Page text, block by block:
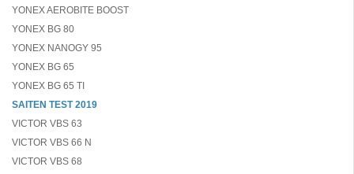
YONEX AEROBITE BOOST
YONEX BG 80
YONEX NANOGY 95
YONEX BG 65
YONEX BG 65 TI
SAITEN TEST 2019
VICTOR VBS 63
VICTOR VBS 66 N
VICTOR VBS 68